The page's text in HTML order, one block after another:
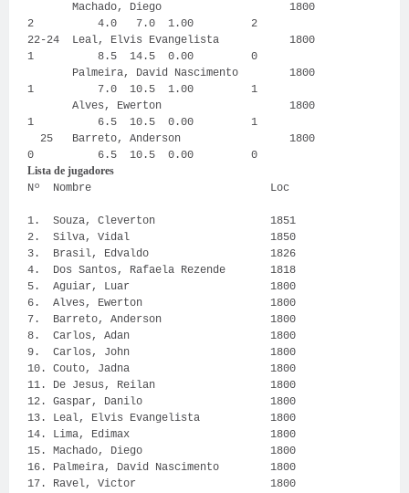
Machado, Diego 1800
2 4.0 7.0 1.00 2
22-24 Leal, Elvis Evangelista 1800
1 8.5 14.5 0.00 0
Palmeira, David Nascimento 1800
1 7.0 10.5 1.00 1
Alves, Ewerton 1800
1 6.5 10.5 0.00 1
25 Barreto, Anderson 1800
0 6.5 10.5 0.00 0
Lista de jugadores
Nº Nombre Loc
1. Souza, Cleverton 1851
2. Silva, Vidal 1850
3. Brasil, Edvaldo 1826
4. Dos Santos, Rafaela Rezende 1818
5. Aguiar, Luar 1800
6. Alves, Ewerton 1800
7. Barreto, Anderson 1800
8. Carlos, Adan 1800
9. Carlos, John 1800
10. Couto, Jadna 1800
11. De Jesus, Reilan 1800
12. Gaspar, Danilo 1800
13. Leal, Elvis Evangelista 1800
14. Lima, Edimax 1800
15. Machado, Diego 1800
16. Palmeira, David Nascimento 1800
17. Ravel, Victor 1800